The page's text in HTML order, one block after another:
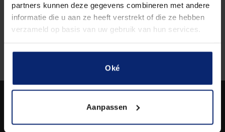
partners kunnen deze gegevens combineren met andere
informatie die u aan ze heeft verstrekt of die ze hebben
verzameld op basis van uw gebruik van hun services.
Oké
Aanpassen
BESCHRIJVING
vleeswaren